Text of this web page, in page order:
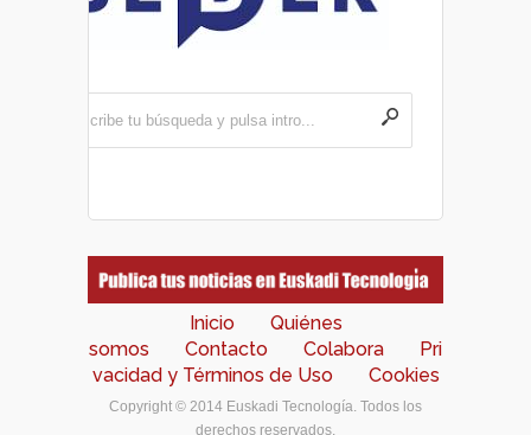
Inicio
Quiénes
somos
Contacto Colabora
Pri
vacidad y Términos de Uso
Cookies
Copyright © 2014 Euskadi Tecnología. Todos los
derechos reservados.